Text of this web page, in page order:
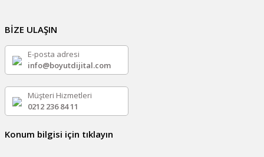
BİZE ULAŞIN
E-posta adresi
info@boyutdijital.com
Müşteri Hizmetleri
0212 236 84 11
Konum bilgisi için tıklayın